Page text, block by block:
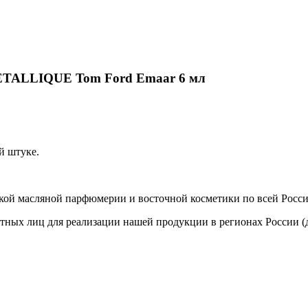
Tom Ford Emaar 6 мл
штуке.
масляной парфюмерии и восточной косметики по всей
лиц для реализации нашей продукции в регионах России